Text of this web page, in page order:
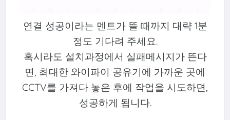
연결 성공이라는 멘트가 뜰 때까지 대략 1분
정도 기다려 주세요.
혹시라도 설치과정에서 실패메시지가 뜬다
면, 최대한 와이파이 공유기에 가까운 곳에
CCTV를 가져다 놓은 후에 작업을 시도하면,
성공하게 됩니다.